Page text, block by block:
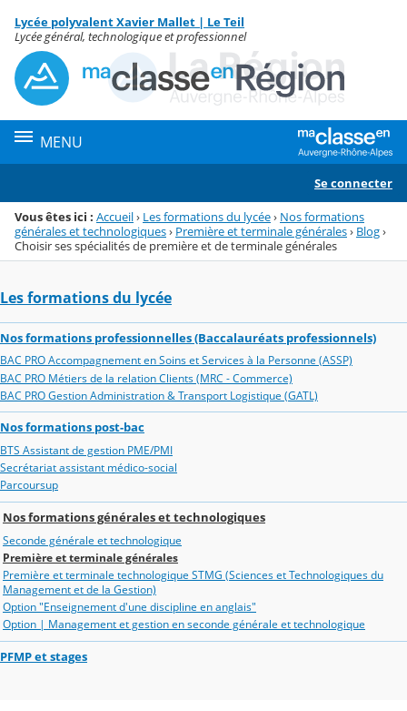
Menu de la rubrique
Contenu
Lycée polyvalent Xavier Mallet | Le Teil
Lycée général, technologique et professionnel
MENU
Se connecter
Vous êtes ici : Accueil› Les formations du lycée› Nos formations
générales et technologiques› Première et terminale générales› Blog›
Choisir ses spécialités de première et de terminale générales
Les formations du lycée
Nos formations professionnelles (Baccalauréats professionnels)
BAC PRO Accompagnement en Soins et Services à la Personne (ASSP)
BAC PRO Métiers de la relation Clients (MRC - Commerce)
BAC PRO Gestion Administration & Transport Logistique (GATL)
Nos formations post-bac
BTS Assistant de gestion PME/PMI
Secrétariat assistant médico-social
Parcoursup
Nos formations générales et technologiques
Seconde générale et technologique
Première et terminale générales
Première et terminale technologique STMG (Sciences et Technologiques du
Management et de la Gestion)
Option "Enseignement d'une discipline en anglais"
Option | Management et gestion en seconde générale et technologique
PFMP et stages